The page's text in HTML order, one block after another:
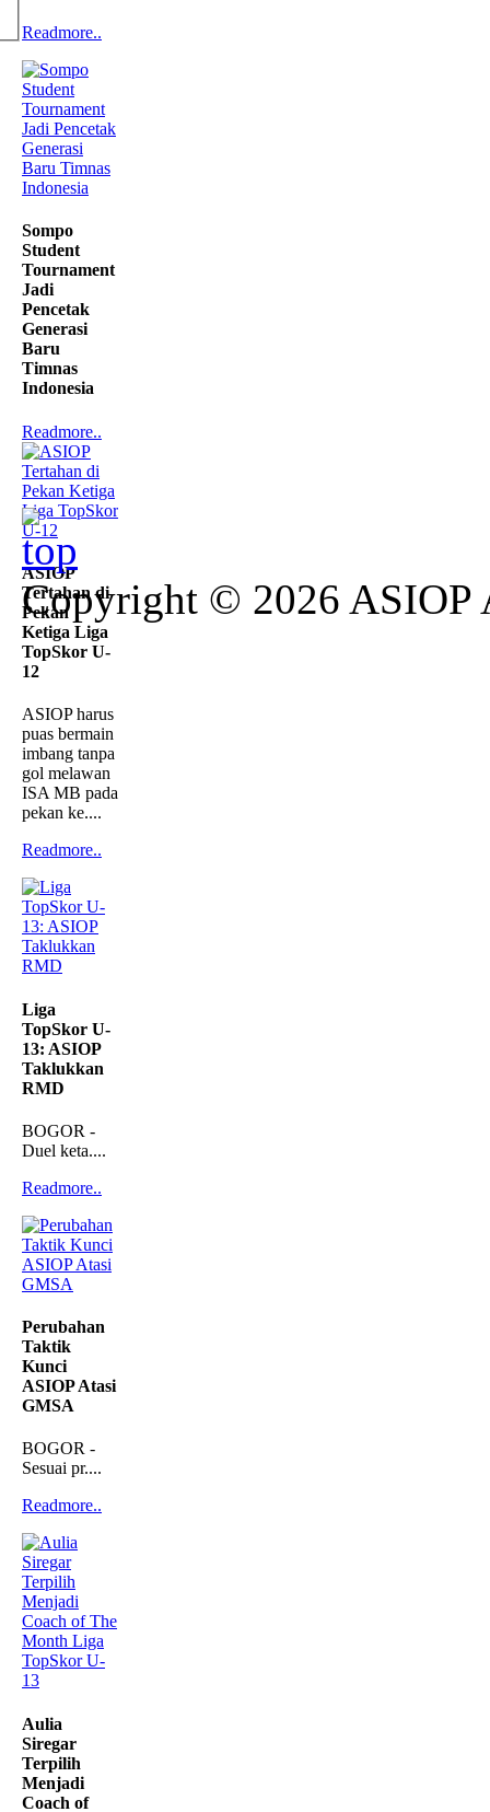
Readmore..
Sompo
Student
Tournament
Jadi
Pencetak
Generasi
Baru
Timnas
Indonesia
Readmore..
ASIOP
Tertahan di
Pekan
Ketiga Liga
TopSkor U-
12
ASIOP harus
puas bermain
imbang tanpa
gol melawan
ISA MB pada
pekan ke....
Readmore..
Liga
TopSkor U-
13: ASIOP
Taklukkan
RMD
BOGOR -
Duel keta....
Readmore..
Perubahan
Taktik
Kunci
ASIOP Atasi
GMSA
BOGOR -
Sesuai pr....
Readmore..
Aulia
Siregar
Terpilih
Menjadi
Coach of
Copyright © 2026 ASIOP